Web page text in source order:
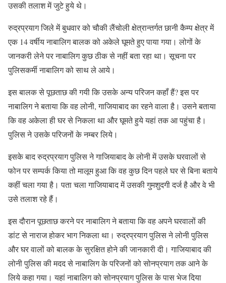
उसकी तलाश में जुटे हुये थे।
रुद्रप्रयाग जिले में बुधवार को चौकी लैंचोली क्षेत्रान्तर्गत छानी कैम्प क्षेत्र में
एक 14 वर्षीय नाबालिग बालक को अकेले घूमते हुए पाया गया। लोगों के
जानकरी लेने पर नाबालिग कुछ ठीक से नहीं बता रहा था। सूचना पर
पुलिसकर्मी नाबालिग को साथ ले आये।
इस बालक से पूछताछ की गयी कि उसके अन्य परिजन कहॉं हैं? इस पर
नाबालिग ने बताया कि वह लोनी, गाजियाबाद का रहने वाला है। उसने बताया
कि वह अकेला ही घर से निकला था और घूमते हुये यहां तक आ पहुंचा है।
पुलिस ने उसके परिजनों के नम्बर लिये।
इसके बाद रुद्रप्रयाग पुलिस ने गाजियाबाद के लोनी में उसके घरवालों से
फोन पर सम्पर्क किया तो मालूम हुआ कि वह कुछ दिन पहले घर से बिना बताये
कहीं चला गया है। पता चला गाजियाबाद में उसकी गुमशुदगी दर्ज है और वे भी
उसे तलाश रहे हैं।
इस दौरान पूछताछ करने पर नाबालिग ने बताया कि वह अपने घरवालों की
डांट से नाराज होकर भाग निकला था। रुद्रप्रयाग पुलिस ने लोनी पुलिस
और घर वालों को बालक के सुरक्षित होने की जानकारी दी। गाजियाबाद की
लोनी पुलिस की मदद से नाबालिग के परिजनों को सोनप्रयाग तक आने के
लिये कहा गया। यहां नाबालिग को सोनप्रयाग पुलिस के पास भेज दिया